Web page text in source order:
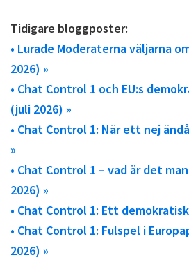
Tidigare bloggposter:
• Lurade Moderaterna väljarna
2026) »
• Chat Control 1 och EU:s
(juli 2026) »
• Chat Control 1: När ett nej
»
• Chat Control 1 – vad är det
2026) »
• Chat Control 1: Ett
• Chat Control 1: Fulspel i
2026) »